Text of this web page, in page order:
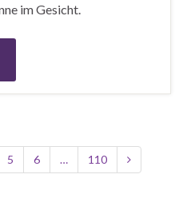
im Gesicht.
5 6 … 110